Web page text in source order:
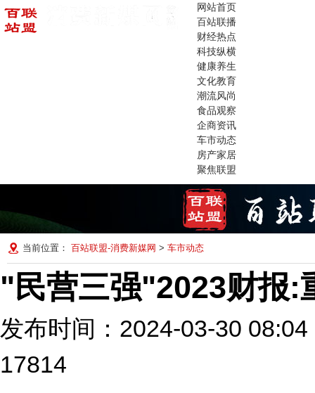
网站首页
百站联播
财经热点
科技纵横
健康养生
文化教育
潮流风尚
食品观察
企商资讯
车市动态
房产家居
聚焦联盟
当前位置： 百站联盟-消费新媒网 > 车市动态
"民营三强"2023财报:
发布时间：2024-03-30
17814